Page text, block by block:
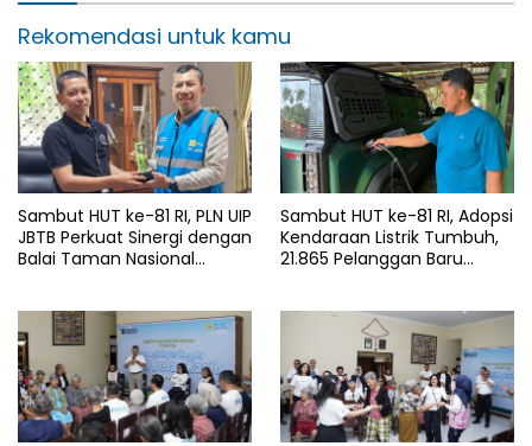
Rekomendasi untuk kamu
Sambut HUT ke-81 RI, PLN UIP
JBTB Perkuat Sinergi dengan
Balai Taman Nasional
kV Paiton–
Watudodol/Kalipuro
Sambut HUT ke-81 RI, Adopsi
Kendaraan Listrik Tumbuh,
21.865 Pelanggan Baru